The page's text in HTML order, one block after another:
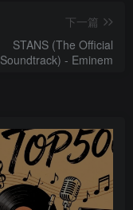
下一篇
STANS (The Official
Soundtrack) - Eminem